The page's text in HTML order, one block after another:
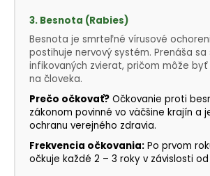
3. Besnota (Rabies)
Besnota je smrteľné vírusové
postihuje nervový systém. Prenáša sa
infikovaných zvierat, pričom môže
na človeka.
Prečo očkovať? Očkovanie proti
zákonom povinné vo väčšine krajín a
ochranu verejného zdravia.
Frekvencia očkovania: Po prvom
očkuje každé 2 – 3 roky v závislosti